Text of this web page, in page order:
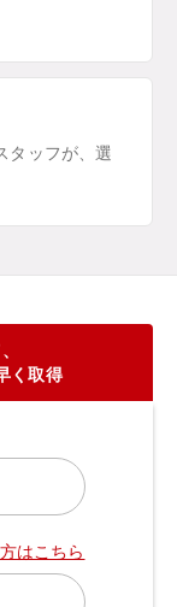
タッフが、選
く取得
はこちら